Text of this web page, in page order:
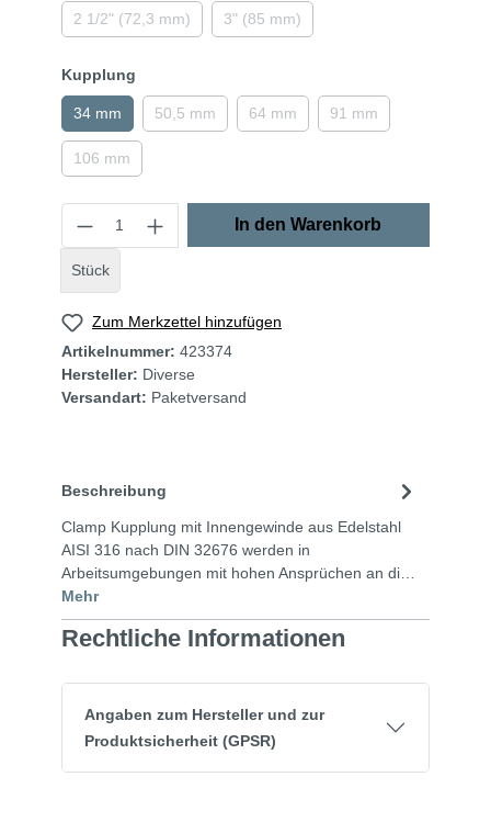
2 1/2" (72,3 mm) 3" (85 mm)
Kupplung
34 mm 50,5 mm 64 mm 91 mm
106 mm
Stück
In den Warenkorb
Zum Merkzettel hinzufügen
Artikelnummer: 423374
Hersteller: Diverse
Versandart: Paketversand
Beschreibung
Clamp Kupplung mit Innengewinde aus Edelstahl
AISI 316 nach DIN 32676 werden in
Arbeitsumgebungen mit hohen Ansprüchen an di…
Mehr
Rechtliche Informationen
Angaben zum Hersteller und zur
Produktsicherheit (GPSR)